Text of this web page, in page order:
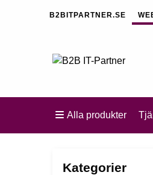
B2BITPARTNER.SE
Alla produkter
Kategorier